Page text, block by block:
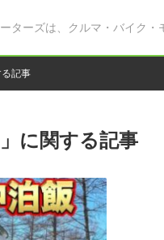
ターズは、クルマ・バイク・
る記事
に関する記事